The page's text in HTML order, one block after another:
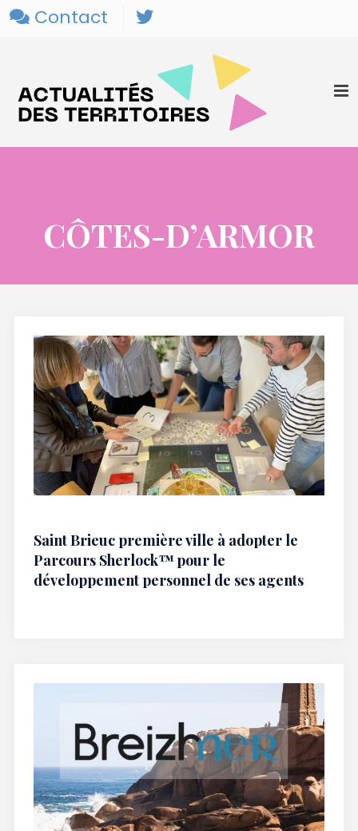
Contact
CÔTES-D’ARMOR
Saint Brieuc première ville à adopter le
Parcours Sherlock™ pour le
développement personnel de ses agents